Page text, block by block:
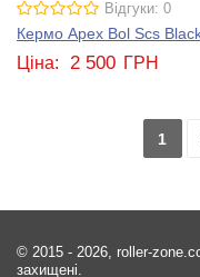
Відгуки: 0
Кермо Apex Bol Scs
Ціна: 2 500 ГРН
1
© 2015 - 2026, roller-
захищені.